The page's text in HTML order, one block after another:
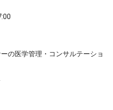
の医学管理・コンサルテーショ